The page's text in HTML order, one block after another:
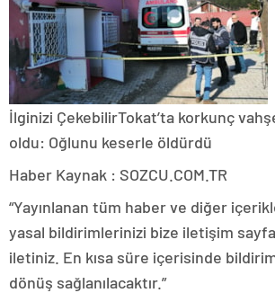
İlginizi ÇekebilirTokat’ta korkunç
oldu: Oğlunu keserle öldürdü
Haber Kaynak : SOZCU.COM.TR
“Yayınlanan tüm haber ve diğer
yasal bildirimlerinizi bize iletişim
iletiniz. En kısa süre içerisinde
dönüş sağlanılacaktır.”